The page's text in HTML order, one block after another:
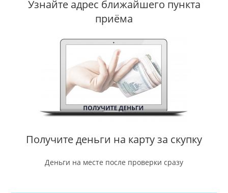
Узнайте адрес ближайшего пункта
приёма
Получите деньги на карту за скупку
Деньги на месте после проверки сразу